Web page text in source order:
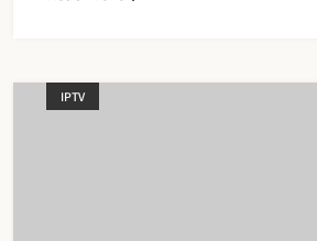
IPTV